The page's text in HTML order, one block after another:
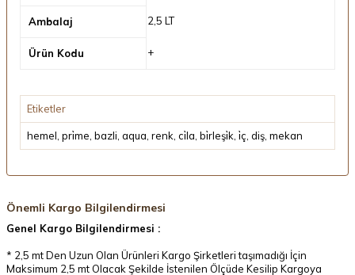
Ambalaj 2,5 LT
Ürün Kodu +
Etiketler
hemel pri̇me bazli aqua renk ci̇la bi̇rleşi̇k i̇ç diş mekan
Önemli Kargo Bilgilendirmesi
Genel Kargo Bilgilendirmesi :
* 2,5 mt Den Uzun Olan Ürünleri Kargo Şirketleri taşımadığı İçin
Maksimum 2,5 mt Olacak Şekilde İstenilen Ölçüde Kesilip Kargoya